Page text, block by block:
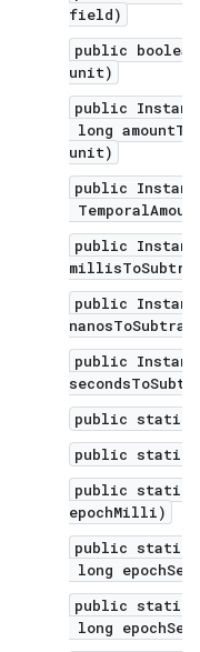
field)
public
unit)
public Instant
long
unit)
public Instant
public
public Instant
public Instant
public static
public static
public static
epochMilli)
public static
long
public static
long